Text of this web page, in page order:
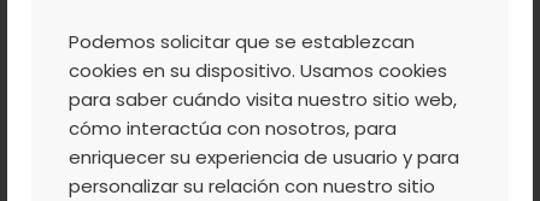
Podemos solicitar que se establezcan
cookies en su dispositivo. Usamos cookies
para saber cuándo visita nuestro sitio web,
cómo interactúa con nosotros, para
enriquecer su experiencia de usuario y para
personalizar su relación con nuestro sitio